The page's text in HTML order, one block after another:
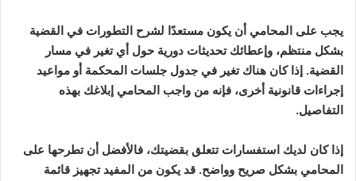
يجب على المحامي أن يكون مستعدًا لشرح التطورات في القضية
بشكل منتظم، وإعطائك تحديثات دورية حول أي تغير في مسار
القضية. إذا كان هناك تغير في جدول جلسات المحكمة أو مواعيد
إجراءات قانونية أخرى، فإنه من واجب المحامي إبلاغك بهذه
التفاصيل.
إذا كان لديك استفسارات تتعلق بقضيتك، فالأفضل أن تطرحها على
المحامي بشكل صريح وواضح. قد يكون من المفيد تجهيز قائمة